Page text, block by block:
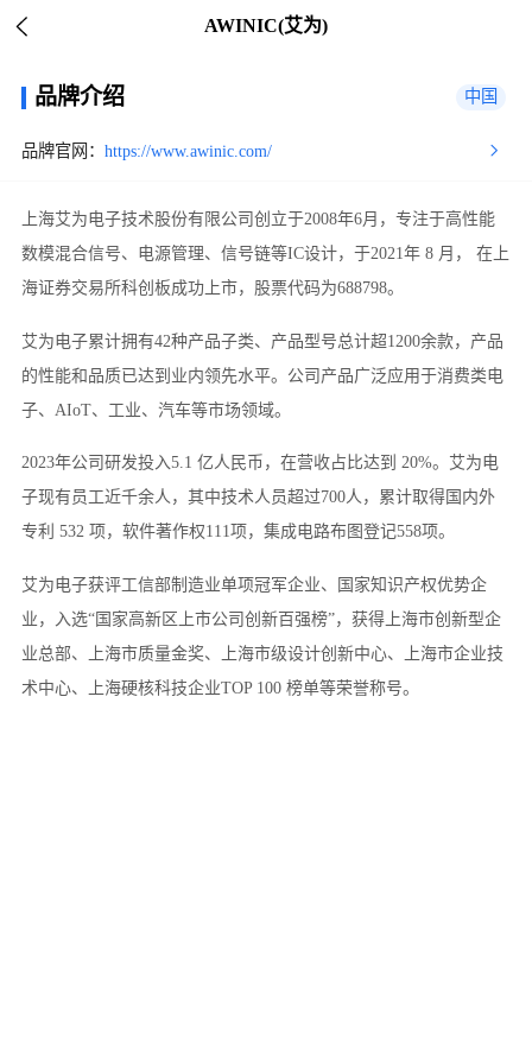
AWINIC(艾为)
品牌介绍 中国
品牌官网： https://www.awinic.com/
上海艾为电子技术股份有限公司创立于2008年6月，专注于高性能
数模混合信号、电源管理、信号链等IC设计，于2021年 8 月， 在上
海证券交易所科创板成功上市，股票代码为688798。
艾为电子累计拥有42种产品子类、产品型号总计超1200余款，产品
的性能和品质已达到业内领先水平。公司产品广泛应用于消费类电
子、AIoT、工业、汽车等市场领域。
2023年公司研发投入5.1 亿人民币，在营收占比达到 20%。艾为电
子现有员工近千余人，其中技术人员超过700人，累计取得国内外
专利 532 项，软件著作权111项，集成电路布图登记558项。
艾为电子获评工信部制造业单项冠军企业、国家知识产权优势企
业，入选“国家高新区上市公司创新百强榜”，获得上海市创新型企
业总部、上海市质量金奖、上海市级设计创新中心、上海市企业技
术中心、上海硬核科技企业TOP 100 榜单等荣誉称号。